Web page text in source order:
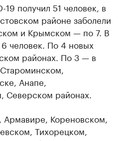
получил 51 человек, в
районе заболели
и Крымском — по 7. В
человек. По 4 новых
районах. По 3 — в
Анапе,
Северском районах.
Армавире, Кореновском,
Тихорецком,